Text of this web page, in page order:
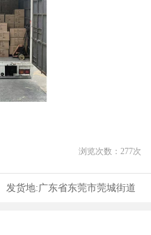
浏览次数： 277次
发货地:广东省东莞市莞城街道